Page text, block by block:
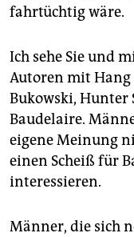
fahrtüchtig wäre.
Ich sehe Sie und
Autoren mit Hang
Bukowski, Hunter
Baudelaire.
eigene Meinung
einen Scheiß für
interessieren.
Männer, die sich